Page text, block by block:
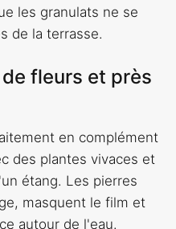
les granulats ne se
de la terrasse.
fleurs et près
en complément
des plantes vivaces et
étang. Les pierres
masquent le film et
autour de l'eau.